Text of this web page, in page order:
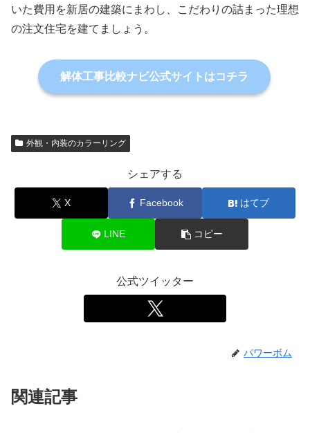
いた費用を新居の建築にまわし、こだわりの詰まった理想
の注文住宅を建てましょう。
解体工事比較ナビ公式サイトはコチラ
外観・内装のカラーリング
シェアする
X Facebook はてブ
LINE コピー
公式ツイッター
パワーボム
関連記事